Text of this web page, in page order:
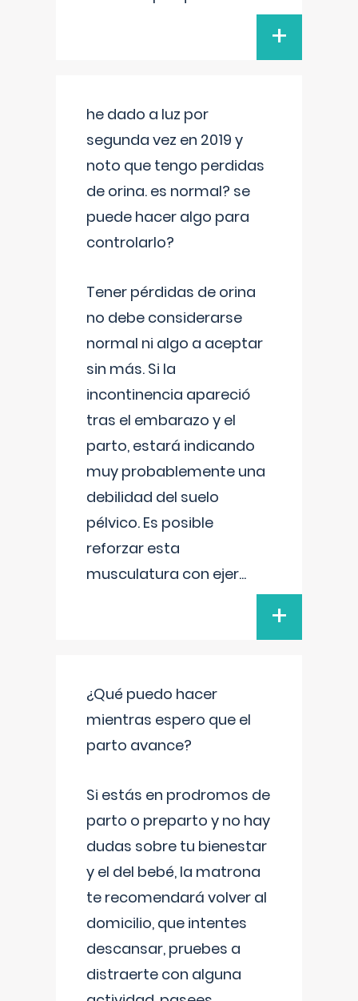
+
he dado a luz por
segunda vez en 2019 y
noto que tengo perdidas
de orina. es normal? se
puede hacer algo para
controlarlo?
Tener pérdidas de orina
no debe considerarse
normal ni algo a aceptar
sin más. Si la
incontinencia apareció
tras el embarazo y el
parto, estará indicando
muy probablemente una
debilidad del suelo
pélvico. Es posible
reforzar esta
musculatura con ejer...
+
¿Qué puedo hacer
mientras espero que el
parto avance?
Si estás en prodromos de
parto o preparto y no hay
dudas sobre tu bienestar
y el del bebé, la matrona
te recomendará volver al
domicilio, que intentes
descansar, pruebes a
distraerte con alguna